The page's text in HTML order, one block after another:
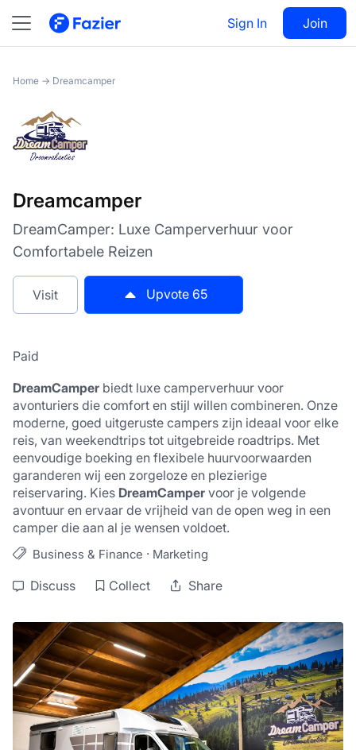
Sign In Join
Dreamcamper Visit 65
Home → Dreamcamper
Dreamcamper
DreamCamper: Luxe Camperverhuur voor
Comfortabele Reizen
Visit Upvote 65
Paid
DreamCamper biedt luxe camperverhuur voor
avonturiers die comfort en stijl willen combineren. Onze
moderne, goed uitgeruste campers zijn ideaal voor elke
reis, van weekendtrips tot uitgebreide roadtrips. Met
eenvoudige boeking en flexibele huurvoorwaarden
garanderen wij een zorgeloze en plezierige
reiservaring. Kies DreamCamper voor je volgende
avontuur en ervaar de vrijheid van de open weg in een
camper die aan al je wensen voldoet.
Business & Finance · Marketing
Discuss Collect Share